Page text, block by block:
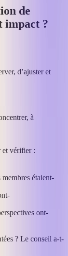
de
impact ?
d’ajuster et
à
et vérifier :
étaient-
ont-
? Le conseil a-t-